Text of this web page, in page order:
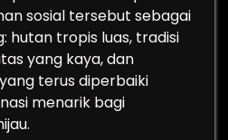
sosial tersebut sebagai
hutan tropis luas, tradisi
yang kaya, dan
terus diperbaiki
menarik bagi